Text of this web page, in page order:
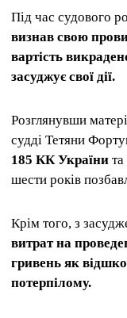
Під час судового
визнав свою
вартість
засуджує свої дії.
Розглянувши
судді Тетяни
185 КК України
шести років
Крім того, з
витрат на
гривень як
потерпілому.